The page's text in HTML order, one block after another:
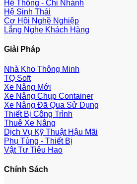
Hệ Thống - Chi Nhánh
Hệ Sinh Thái
Cơ Hội Nghề Nghiệp
Lắng Nghe Khách Hàng
Giải Pháp
Nhà Kho Thông Minh
TQ Soft
Xe Nâng Mới
Xe Nâng Chụp Container
Xe Nâng Đã Qua Sử Dụng
Thiết Bị Công Trình
Thuê Xe Nâng
Dịch Vụ Kỹ Thuật Hậu Mãi
Phụ Tùng - Thiết Bị
Vật Tư Tiêu Hao
Chính Sách